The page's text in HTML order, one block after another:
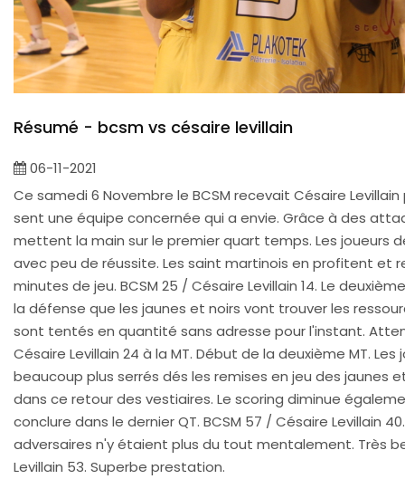
Résumé - bcsm vs césaire levillain
06-11-2021
Ce samedi 6 Novembre le BCSM recevait Césaire
sent une équipe concernée qui a envie. Grâce à des
mettent la main sur le premier quart temps. Les joueurs
avec peu de réussite. Les saint martinois en profitent et
minutes de jeu. BCSM 25 / Césaire Levillain 14. Le
la défense que les jaunes et noirs vont trouver les
sont tentés en quantité sans adresse pour l'instant.
Césaire Levillain 24 à la MT. Début de la deuxième MT.
beaucoup plus serrés dés les remises en jeu des jaunes
dans ce retour des vestiaires. Le scoring diminue
conclure dans le dernier QT. BCSM 57 / Césaire Levillain
adversaires n'y étaient plus du tout mentalement. Très
Levillain 53. Superbe prestation.